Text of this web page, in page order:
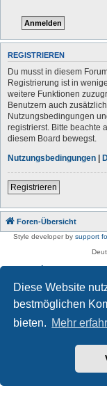
Diese Website
bestmöglichen
bieten. Mehr
REGISTRIEREN
Du musst in diesem
Registrierung ist in
weitere Funktionen
Benutzern auch
Nutzungsbedingungen
registrierst. Bitte beachte
diesem Board bewegst.
Nutzungsbedingungen |
Registrieren
Foren-Übersicht
Style developer by support